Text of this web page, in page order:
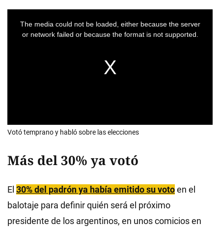
Votó temprano y habló sobre las elecciones
Más del 30% ya votó
El 30% del padrón ya había emitido su votoen el
balotaje para definir quién será el próximo
presidente de los argentinos, en unos comicios en